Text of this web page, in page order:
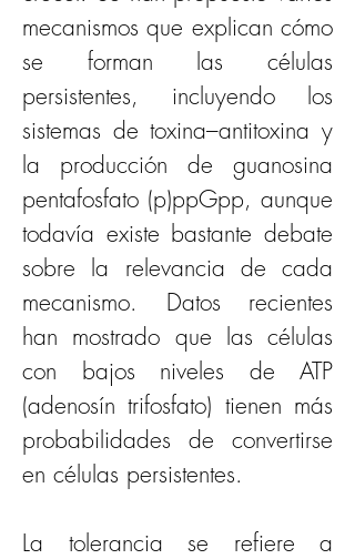
mecanismos que explican cómo
se forman las células
persistentes, incluyendo los
sistemas de toxina–antitoxina y
la producción de guanosina
pentafosfato (p)ppGpp, aunque
todavía existe bastante debate
sobre la relevancia de cada
mecanismo. Datos recientes
han mostrado que las células
con bajos niveles de ATP
(adenosín trifosfato) tienen más
probabilidades de convertirse
en células persistentes.
La tolerancia se refiere a